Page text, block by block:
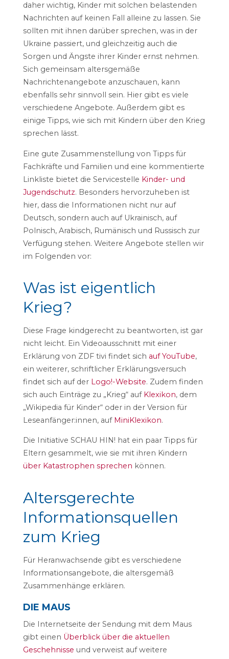
daher wichtig, Kinder mit solchen belastenden
Nachrichten auf keinen Fall alleine zu lassen. Sie
sollten mit ihnen darüber sprechen, was in der
Ukraine passiert, und gleichzeitig auch die
Sorgen und Ängste ihrer Kinder ernst nehmen.
Sich gemeinsam altersgemäße
Nachrichtenangebote anzuschauen, kann
ebenfalls sehr sinnvoll sein. Hier gibt es viele
verschiedene Angebote. Außerdem gibt es
einige Tipps, wie sich mit Kindern über den Krieg
sprechen lässt.
Eine gute Zusammenstellung von Tipps für
Fachkräfte und Familien und eine kommentierte
Linkliste bietet die Servicestelle Kinder- und
Jugendschutz. Besonders hervorzuheben ist
hier, dass die Informationen nicht nur auf
Deutsch, sondern auch auf Ukrainisch, auf
Polnisch, Arabisch, Rumänisch und Russisch zur
Verfügung stehen. Weitere Angebote stellen wir
im Folgenden vor:
Was ist eigentlich
Krieg?
Diese Frage kindgerecht zu beantworten, ist gar
nicht leicht. Ein Videoausschnitt mit einer
Erklärung von ZDF tivi findet sich auf YouTube,
ein weiterer, schriftlicher Erklärungsversuch
findet sich auf der Logo!-Website. Zudem finden
sich auch Einträge zu „Krieg“ auf Klexikon, dem
„Wikipedia für Kinder“ oder in der Version für
Leseanfänger:innen, auf MiniKlexikon.
Die Initiative SCHAU HIN! hat ein paar Tipps für
Eltern gesammelt, wie sie mit ihren Kindern
über Katastrophen sprechen können.
Altersgerechte
Informationsquellen
zum Krieg
Für Heranwachsende gibt es verschiedene
Informationsangebote, die altersgemäß
Zusammenhänge erklären.
DIE MAUS
Die Internetseite der Sendung mit dem Maus
gibt einen Überblick über die aktuellen
Geschehnisse und verweist auf weitere